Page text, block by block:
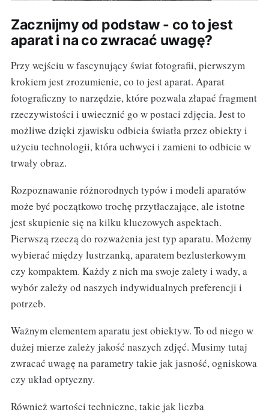
Zacznijmy od podstaw - co to jest
aparat i na co zwracać uwagę?
Przy wejściu w fascynujący świat fotografii, pierwszym
krokiem jest zrozumienie, co to jest aparat. Aparat
fotograficzny to narzędzie, które pozwala złapać fragment
rzeczywistości i uwiecznić go w postaci zdjęcia. Jest to
możliwe dzięki zjawisku odbicia światła przez obiekty i
użyciu technologii, która uchwyci i zamieni to odbicie w
trwały obraz.
Rozpoznawanie różnorodnych typów i modeli aparatów
może być początkowo trochę przytłaczające, ale istotne
jest skupienie się na kilku kluczowych aspektach.
Pierwszą rzeczą do rozważenia jest typ aparatu. Możemy
wybierać między lustrzanką, aparatem bezlusterkowym
czy kompaktem. Każdy z nich ma swoje zalety i wady, a
wybór zależy od naszych indywidualnych preferencji i
potrzeb.
Ważnym elementem aparatu jest obiektyw. To od niego w
dużej mierze zależy jakość naszych zdjęć. Musimy tutaj
zwracać uwagę na parametry takie jak jasność, ogniskowa
czy układ optyczny.
Również wartości techniczne, takie jak liczba